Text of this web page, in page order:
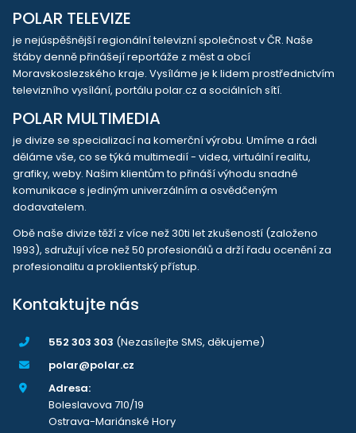
POLAR TELEVIZE
je nejúspěšnější regionální televizní společnost v ČR. Naše
štáby denně přinášejí reportáže z měst a obcí
Moravskoslezského kraje. Vysíláme je k lidem prostřednictvím
televizního vysílání, portálu polar.cz a sociálních sítí.
POLAR MULTIMEDIA
je divize se specializací na komerční výrobu. Umíme a rádi
děláme vše, co se týká multimedií - videa, virtuální realitu,
grafiky, weby. Našim klientům to přináší výhodu snadné
komunikace s jediným univerzálním a osvědčeným
dodavatelem.
Obě naše divize těží z více než 30ti let zkušeností (založeno
1993), sdružují více než 50 profesionálů a drží řadu ocenění za
profesionalitu a proklientský přístup.
Kontaktujte nás
552 303 303 (Nezasílejte SMS, děkujeme)
polar@polar.cz
Adresa:
Boleslavova 710/19
Ostrava-Mariánské Hory